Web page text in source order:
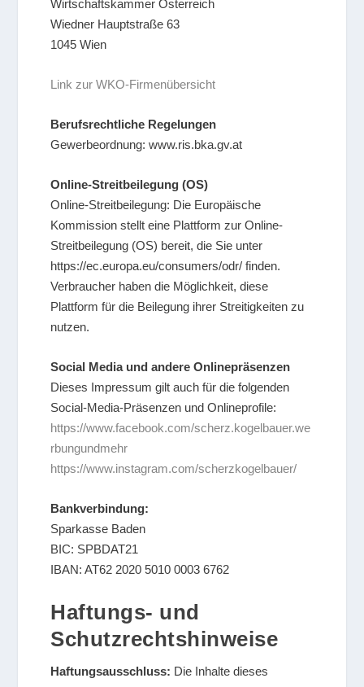
Wirtschaftskammer Österreich
Wiedner Hauptstraße 63
1045 Wien
Link zur WKO-Firmenübersicht
Berufsrechtliche Regelungen
Gewerbeordnung: www.ris.bka.gv.at
Online-Streitbeilegung (OS)
Online-Streitbeilegung: Die Europäische
Kommission stellt eine Plattform zur Online-
Streitbeilegung (OS) bereit, die Sie unter
https://ec.europa.eu/consumers/odr/ finden.
Verbraucher haben die Möglichkeit, diese
Plattform für die Beilegung ihrer Streitigkeiten zu
nutzen.
Social Media und andere Onlinepräsenzen
Dieses Impressum gilt auch für die folgenden
Social-Media-Präsenzen und Onlineprofile:
https://www.facebook.com/scherz.kogelbauer.we
rbungundmehr
https://www.instagram.com/scherzkogelbauer/
Bankverbindung:
Sparkasse Baden
BIC: SPBDAT21
IBAN: AT62 2020 5010 0003 6762
Haftungs- und
Schutzrechtshinweise
Haftungsausschluss: Die Inhalte dieses